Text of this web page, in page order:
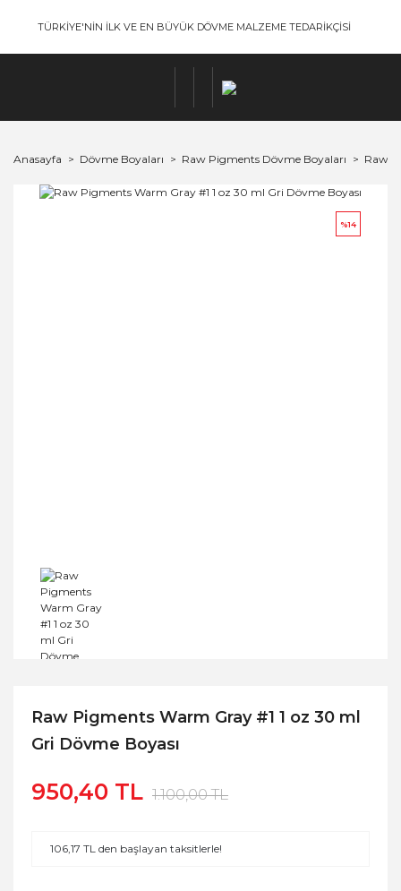
TÜRKİYE'NİN İLK VE EN BÜYÜK DÖVME MALZEME TEDARİKÇİSİ
Anasayfa Dövme Boyaları Raw Pigments Dövme Boyaları Raw
%14
Raw Pigments Warm Gray #1 1 oz 30 ml
Gri Dövme Boyası
950,40 TL 1.100,00 TL
106,17 TL den başlayan taksitlerle!